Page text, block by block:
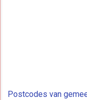
Postcodes van